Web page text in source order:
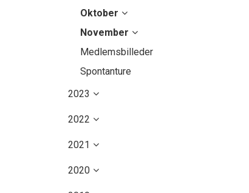
Oktober
November
Medlemsbilleder
Spontanture
2023
2022
2021
2020